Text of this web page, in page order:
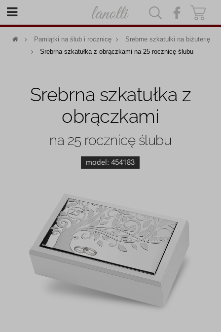
Pamiątki na ślub i rocznicę
Srebrne szkatułki na biżuterię
Srebrna szkatułka z obrączkami na 25 rocznicę ślubu
Srebrna szkatułka z
obrączkami
na 25 rocznicę ślubu
model:454183